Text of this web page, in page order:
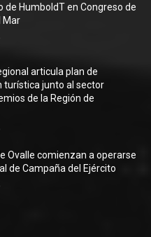
de HumboldT en Congreso de
Mar
articula plan de
turística junto al sector
de la Región de
Ovalle comienzan a operarse
de Campaña del Ejército